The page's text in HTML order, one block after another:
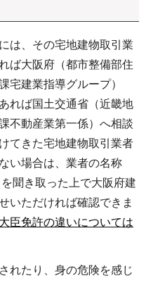
は、その宅地建物取引業
ば大阪府（都市整備部住
宅建業指導グループ）
れば国土交通省（近畿地
不動産業第一係）へ相談
てきた宅地建物取引業者
い場合は、業者の名称
聞き取った上で大阪府建
いただければ確認できま
臣免許の違いについては
れたり、身の危険を感じ